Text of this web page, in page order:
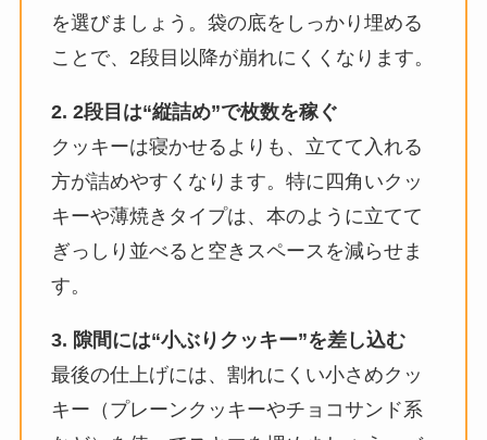
を選びましょう。袋の底をしっかり埋める
ことで、2段目以降が崩れにくくなります。​
2. 2段目は“縦詰め”で枚数を稼ぐ
クッキーは寝かせるよりも、立てて入れる
方が詰めやすくなります。特に四角いクッ
キーや薄焼きタイプは、本のように立てて
ぎっしり並べると空きスペースを減らせま
す。​
3. 隙間には“小ぶりクッキー”を差し込む
最後の仕上げには、割れにくい小さめクッ
キー（プレーンクッキーやチョコサンド系